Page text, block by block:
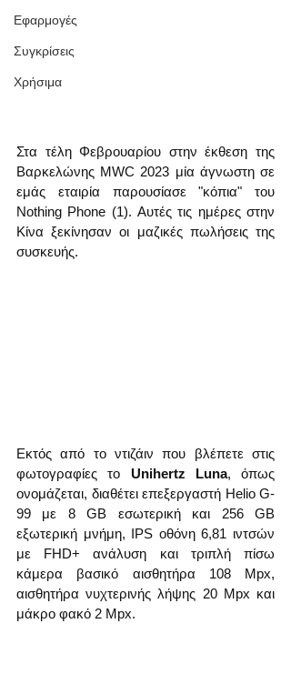
Εφαρμογές
Συγκρίσεις
Χρήσιμα
Στα τέλη Φεβρουαρίου στην έκθεση της
Βαρκελώνης MWC 2023 μία άγνωστη σε
εμάς εταιρία παρουσίασε "κόπια" του
Nothing Phone (1). Αυτές τις ημέρες στην
Κίνα ξεκίνησαν οι μαζικές πωλήσεις της
συσκευής.
Εκτός από το ντιζάιν που βλέπετε στις
φωτογραφίες το Unihertz Luna, όπως
ονομάζεται, διαθέτει επεξεργαστή Helio G-
99 με 8 GB εσωτερική και 256 GB
εξωτερική μνήμη, IPS οθόνη 6,81 ιντσών
με FHD+ ανάλυση και τριπλή πίσω
κάμερα βασικό αισθητήρα 108 Mpx,
αισθητήρα νυχτερινής λήψης 20 Mpx και
μάκρο φακό 2 Mpx.